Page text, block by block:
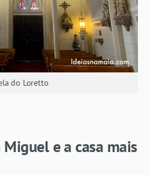
do Loretto
e a casa mais